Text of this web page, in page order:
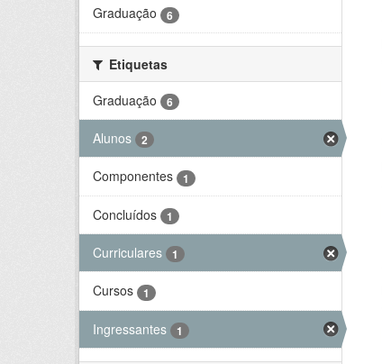
Graduação
6
Etiquetas
Graduação
6
Alunos 2
Componentes 1
Concluídos 1
Curriculares 1
Cursos 1
Ingressantes 1